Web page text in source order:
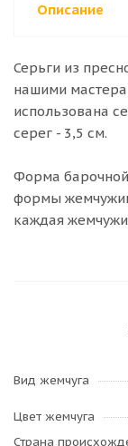
Описание
Серьги из
нашими
использована
серег - 3,5 см.
Форма
формы
каждая
Вид жемчуга
Цвет жемчуга
Страна